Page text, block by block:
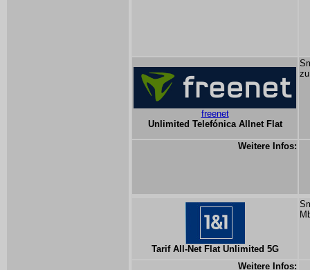
freenet
Unlimited Telefónica Allnet Flat
Weitere Infos:
Tarif All-Net Flat Unlimited 5G
Weitere Infos: